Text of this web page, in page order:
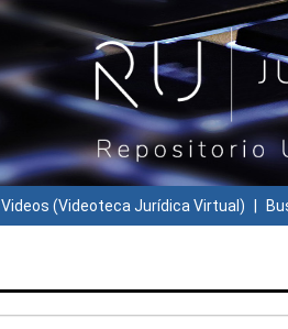
Videos (Videoteca Jurídica Virtual)